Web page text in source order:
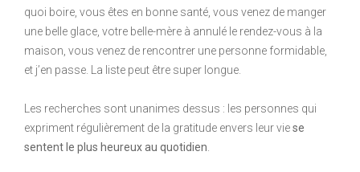
quoi boire, vous êtes en bonne santé, vous venez de manger
une belle glace, votre belle-mère à annulé le rendez-vous à la
maison, vous venez de rencontrer une personne formidable,
et j’en passe. La liste peut être super longue.
Les recherches sont unanimes dessus : les personnes qui
expriment régulièrement de la gratitude envers leur viese
sentent le plus heureux au quotidien